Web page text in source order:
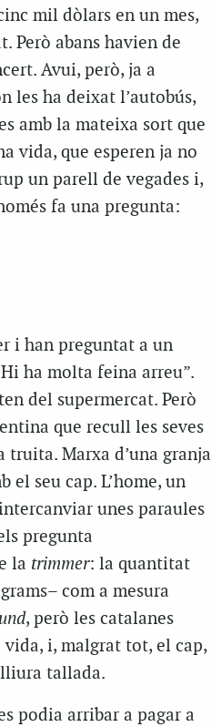
mil dòlars en un mes,
Però abans havien de
Avui, però, ja a
les ha deixat l’autobús,
amb la mateixa sort que
vida, que esperen ja no
un parell de vegades i,
fa una pregunta:
i han preguntat a un
ha molta feina arreu”.
del supermercat. Però
que recull les seves
truita. Marxa d’una granja
seu cap. L’home, un
unes paraules
pregunta
la trimmer: la quantitat
com a mesura
, però les catalanes
i, malgrat tot, el cap,
lliura tallada.
podia arribar a pagar a